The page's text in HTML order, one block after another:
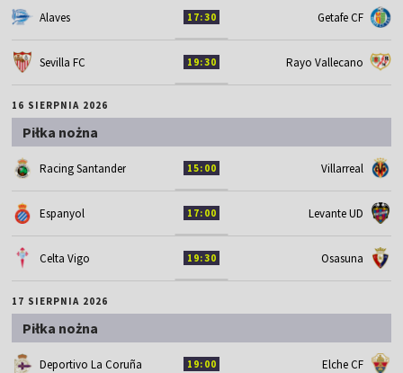
Alaves 17:30 Getafe CF
Sevilla FC 19:30 Rayo Vallecano
16 SIERPNIA 2026
Piłka nożna
Racing Santander 15:00 Villarreal
Espanyol 17:00 Levante UD
Celta Vigo 19:30 Osasuna
17 SIERPNIA 2026
Piłka nożna
Deportivo La Coruña 19:00 Elche CF